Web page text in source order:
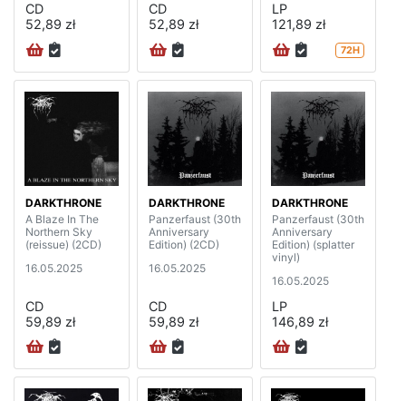
CD
52,89 zł
CD
52,89 zł
LP
121,89 zł
72H
DARKTHRONE
A Blaze In The
Northern Sky
(reissue) (2CD)
16.05.2025
CD
59,89 zł
DARKTHRONE
Panzerfaust (30th
Anniversary
Edition) (2CD)
16.05.2025
CD
59,89 zł
DARKTHRONE
Panzerfaust (30th
Anniversary
Edition) (splatter
vinyl)
16.05.2025
LP
146,89 zł